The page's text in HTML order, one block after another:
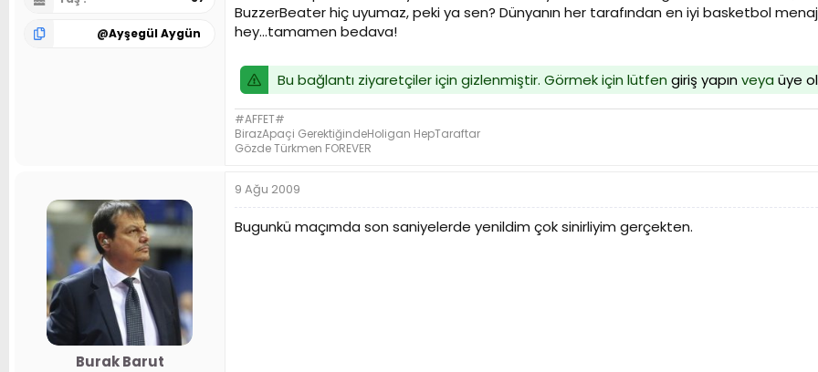
@Ayşegül Aygün
BuzzerBeater hiç uyumaz, peki ya sen? Dünyanın her tarafından en iyi basketbol
hey...tamamen bedava!
Bu bağlantı ziyaretçiler için gizlenmiştir. Görmek için lütfen giriş yapınveya üye
#AFFET#
BirazApaçi GerektiğindeHoligan HepTaraftar
Gözde Türkmen FOREVER
Burak Barut
9 Ağu 2009
Bugunkü maçımda son saniyelerde yenildim çok sinirliyim gerçekten.